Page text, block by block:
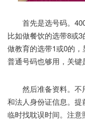
首先是选号码。400
比如做餐饮的选带8或3
做教育的选带1或0的
普通号码也够用，关键
然后准备资料。不
和法人身份证信息。
临时找耽误时间。注意